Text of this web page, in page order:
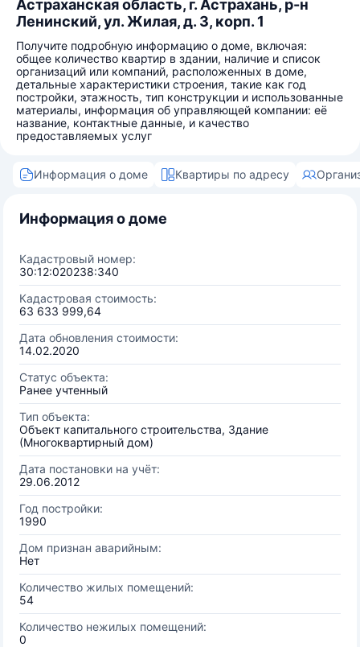
Астраханская область, г. Астрахань, р-н
Ленинский, ул. Жилая, д. 3, корп. 1
Получите подробную информацию о доме, включая:
общее количество квартир в здании, наличие и список
организаций или компаний, расположенных в доме,
детальные характеристики строения, такие как год
постройки, этажность, тип конструкции и использованные
материалы, информация об управляющей компании: её
название, контактные данные, и качество
предоставляемых услуг
Информация о доме Квартиры по адресу
Информация о доме
Кадастровый номер:
30:12:020238:340
Кадастровая стоимость:
63 633 999,64
Дата обновления стоимости:
14.02.2020
Статус объекта:
Ранее учтенный
Тип объекта:
Объект капитального строительства, Здание
(Многоквартирный дом)
Дата постановки на учёт:
29.06.2012
Год постройки:
1990
Дом признан аварийным:
Нет
Количество жилых помещений:
54
Количество нежилых помещений:
0